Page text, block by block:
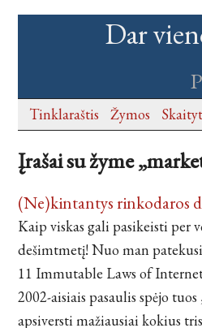
Dar
Tinklaraštis Žymos
Įrašai su žyme
(Ne)kintantys rinkodaros
Kaip viskas gali pasikeisti per
dešimtmetį! Nuo man
11 Immutable Laws of
2002-aisiais pasaulis spėjo
apsiversti mažiausiai kokius